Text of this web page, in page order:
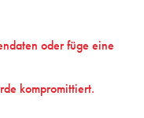
oder füge eine
kompromittiert.